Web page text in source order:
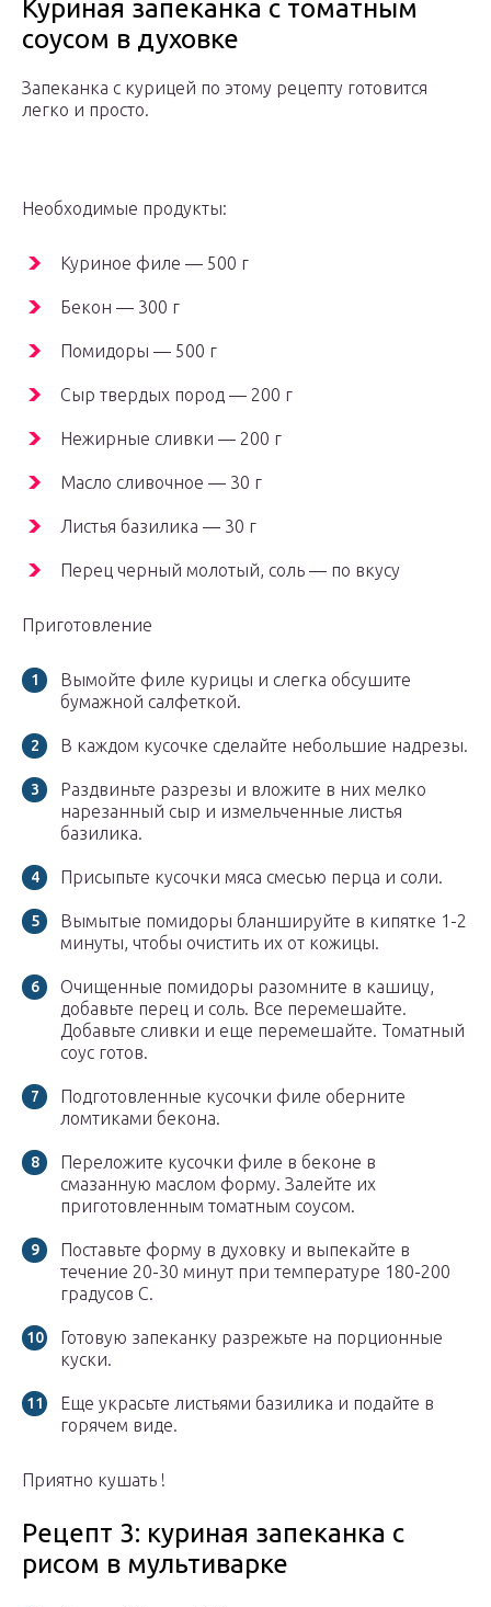
Куриная запеканка с томатным
соусом в духовке
Запеканка с курицей по этому рецепту готовится
легко и просто.
Необходимые продукты:
Куриное филе — 500 г
Бекон — 300 г
Помидоры — 500 г
Сыр твердых пород — 200 г
Нежирные сливки — 200 г
Масло сливочное — 30 г
Листья базилика — 30 г
Перец черный молотый, соль — по вкусу
Приготовление
Вымойте филе курицы и слегка обсушите
бумажной салфеткой.
В каждом кусочке сделайте небольшие надрезы.
Раздвиньте разрезы и вложите в них мелко
нарезанный сыр и измельченные листья
базилика.
Присыпьте кусочки мяса смесью перца и соли.
Вымытые помидоры бланшируйте в кипятке 1-2
минуты, чтобы очистить их от кожицы.
Очищенные помидоры разомните в кашицу,
добавьте перец и соль. Все перемешайте.
Добавьте сливки и еще перемешайте. Томатный
соус готов.
Подготовленные кусочки филе оберните
ломтиками бекона.
Переложите кусочки филе в беконе в
смазанную маслом форму. Залейте их
приготовленным томатным соусом.
Поставьте форму в духовку и выпекайте в
течение 20-30 минут при температуре 180-200
градусов С.
Готовую запеканку разрежьте на порционные
куски.
Еще украсьте листьями базилика и подайте в
горячем виде.
Приятно кушать !
Рецепт 3: куриная запеканка с
рисом в мультиварке